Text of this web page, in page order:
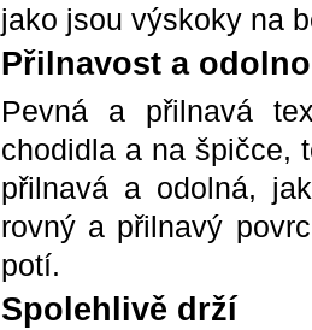
jako jsou výskoky na
Přilnavost a
Pevná a přilnavá
chodidla a na špičce,
přilnavá a odolná,
rovný a přilnavý
potí.
Spolehlivě drží